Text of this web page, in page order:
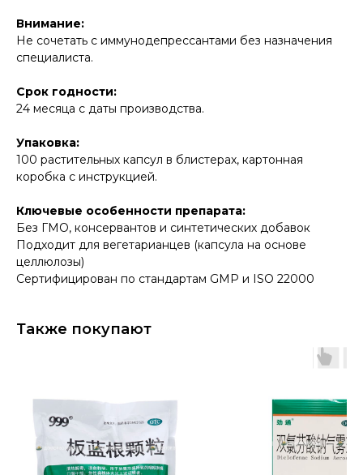
Внимание:
Не сочетать с иммунодепрессантами без назначения
специалиста.
Срок годности:
24 месяца с даты производства.
Упаковка:
100 растительных капсул в блистерах, картонная
коробка с инструкцией.
Ключевые особенности препарата:
Без ГМО, консервантов и синтетических добавок
Подходит для вегетарианцев (капсула на основе
целлюлозы)
Сертифицирован по стандартам GMP и ISO 22000
Также покупают